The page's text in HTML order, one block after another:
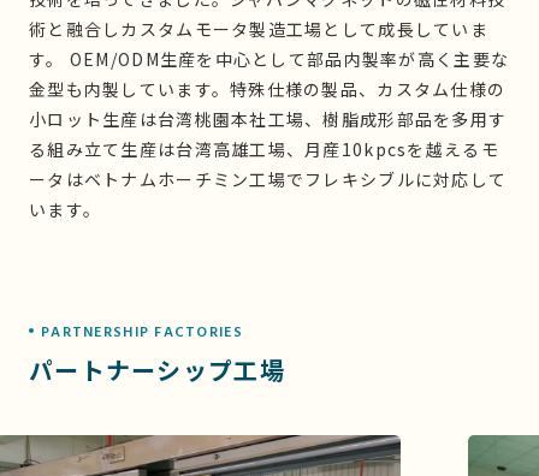
術と融合しカスタムモータ製造工場として成長していま
す。 OEM/ODM生産を中心として部品内製率が高く主要な
金型も内製しています。特殊仕様の製品、カスタム仕様の
小ロット生産は台湾桃園本社工場、樹脂成形部品を多用す
る組み立て生産は台湾高雄工場、月産10kpcsを越えるモ
ータはベトナムホーチミン工場でフレキシブルに対応して
います。
PARTNERSHIP FACTORIES
パートナーシップ工場